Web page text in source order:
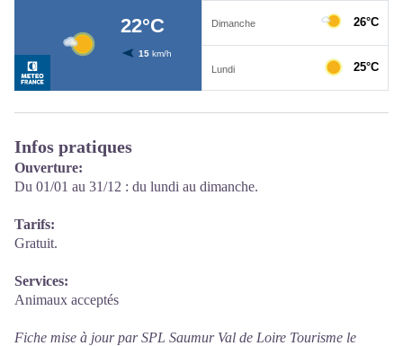
Infos pratiques
Ouverture:
Du 01/01 au 31/12 : du lundi au dimanche.
Tarifs:
Gratuit.
Services:
Animaux acceptés
Fiche mise à jour par SPL Saumur Val de Loire Tourisme le